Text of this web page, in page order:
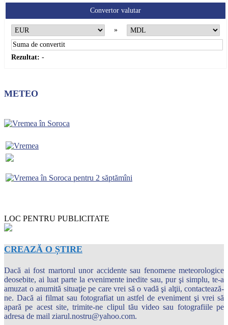
Convertor valutar
»
Rezultat: -
METEO
LOC PENTRU PUBLICITATE
CREAZĂ O ȘTIRE
Dacă ai fost martorul unor accidente sau fenomene meteorologice
deosebite, ai luat parte la evenimente inedite sau, pur şi simplu, te-a
amuzat o anumită situaţie pe care vrei să o vadă şi alţii, contactează-
ne. Dacă ai filmat sau fotografiat un astfel de eveniment şi vrei să
apară pe acest site, trimite-ne clipul tău video sau fotografiile pe
adresa de mail ziarul.nostru@yahoo.com.